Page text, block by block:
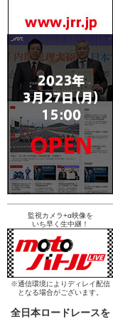
監視カメラ+α映像を
いち早く生中継！
※通信環境によりディレイ配信
となる場合がございます。
全日本ロードレースを